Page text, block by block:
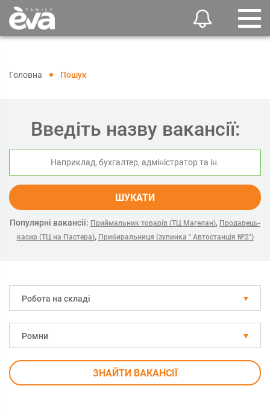
Головна Пошук
Введіть назву вакансії:
ШУКАТИ
Популярні вакансії: Приймальник товарів (ТЦ Магелан), Продавець-
касир (ТЦ на Пастера), Прибиральниця (зупинка " Автостанція №2")
Робота на складі
Ромни
ЗНАЙТИ ВАКАНСІЇ